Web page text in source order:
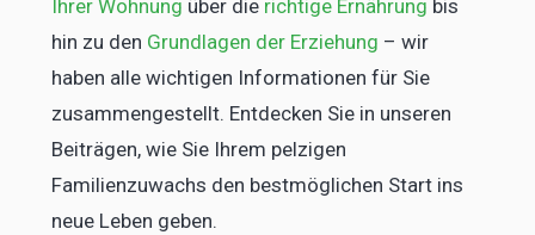
Ihrer Wohnung über die richtige Ernährung bis
hin zu den Grundlagen der Erziehung – wir
haben alle wichtigen Informationen für Sie
zusammengestellt. Entdecken Sie in unseren
Beiträgen, wie Sie Ihrem pelzigen
Familienzuwachs den bestmöglichen Start ins
neue Leben geben.